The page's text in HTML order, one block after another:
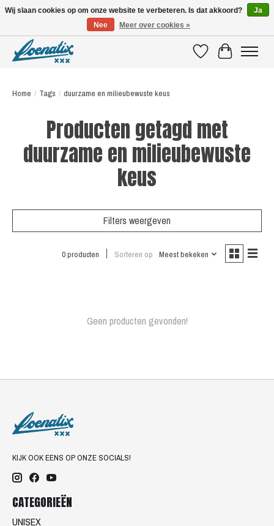
VerlanglijstWinkelwagen
Home / Tags / duurzame en milieubewuste keus
Producten getagd met
duurzame en milieubewuste
keus
Filters weergeven
0 producten Sorteren op Meest bekeken
Geen producten gevonden!
KIJK OOK EENS OP ONZE SOCIALS!
CATEGORIEËN
UNISEX
Wij slaan cookies op om onze website te verbeteren. Is dat akkoord?
Ja
Nee
Meer over cookies »